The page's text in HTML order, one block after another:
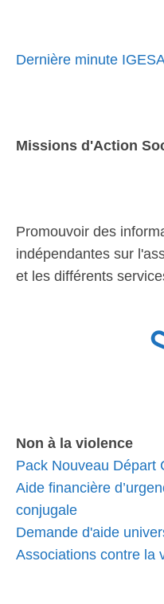
Dernière minute
Missions d'Action
Promouvoir des
indépendantes sur
et les différents
Non à la violence
Pack Nouveau Départ
Aide financière
conjugale
Demande d'aide
Associations contre la